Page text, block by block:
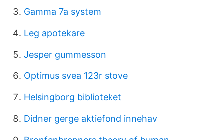
Gamma 7a system
Leg apotekare
Jesper gummesson
Optimus svea 123r stove
Helsingborg biblioteket
Didner gerge aktiefond innehav